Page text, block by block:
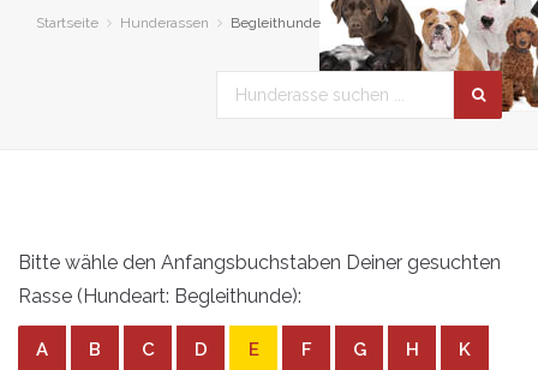
Startseite Hunderassen Begleithunde
Bitte wähle den Anfangsbuchstaben Deiner gesuchten
Rasse (Hundeart: Begleithunde):
A B C D E F G H K